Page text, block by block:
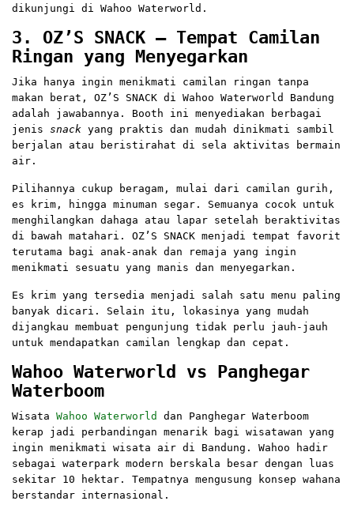
dikunjungi di Wahoo Waterworld.
3. OZ’S SNACK – Tempat Camilan
Ringan yang Menyegarkan
Jika hanya ingin menikmati camilan ringan tanpa
makan berat, OZ’S SNACK di Wahoo Waterworld Bandung
adalah jawabannya. Booth ini menyediakan berbagai
jenis snack yang praktis dan mudah dinikmati sambil
berjalan atau beristirahat di sela aktivitas bermain
air.
Pilihannya cukup beragam, mulai dari camilan gurih,
es krim, hingga minuman segar. Semuanya cocok untuk
menghilangkan dahaga atau lapar setelah beraktivitas
di bawah matahari. OZ’S SNACK menjadi tempat favorit
terutama bagi anak-anak dan remaja yang ingin
menikmati sesuatu yang manis dan menyegarkan.
Es krim yang tersedia menjadi salah satu menu paling
banyak dicari. Selain itu, lokasinya yang mudah
dijangkau membuat pengunjung tidak perlu jauh-jauh
untuk mendapatkan camilan lengkap dan cepat.
Wahoo Waterworld vs Panghegar
Waterboom
Wisata Wahoo Waterworld
dan Panghegar Waterboom
kerap jadi perbandingan menarik bagi wisatawan yang
ingin menikmati wisata air di Bandung. Wahoo hadir
sebagai waterpark modern berskala besar dengan luas
sekitar 10 hektar. Tempatnya mengusung konsep wahana
berstandar internasional.